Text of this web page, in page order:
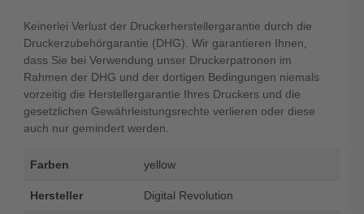
Keinerlei Verlust der Druckerherstellergarantie durch die
Druckerzubehörgarantie (DHG). Wir garantieren Ihnen,
dass Sie bei Verwendung unser Druckerpatronen im
Rahmen der DHG und der dortigen Bedingungen niemals
vorzeitig die Herstellergarantie Ihres Druckers und die
gesetzlichen Gewährleistungsrechte verlieren oder diese
auch nur gemindert werden.
Farben yellow
Hersteller Digital Revolution